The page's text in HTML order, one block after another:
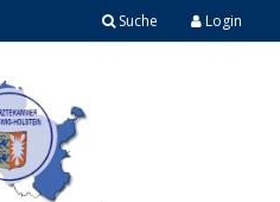
Login
Suche